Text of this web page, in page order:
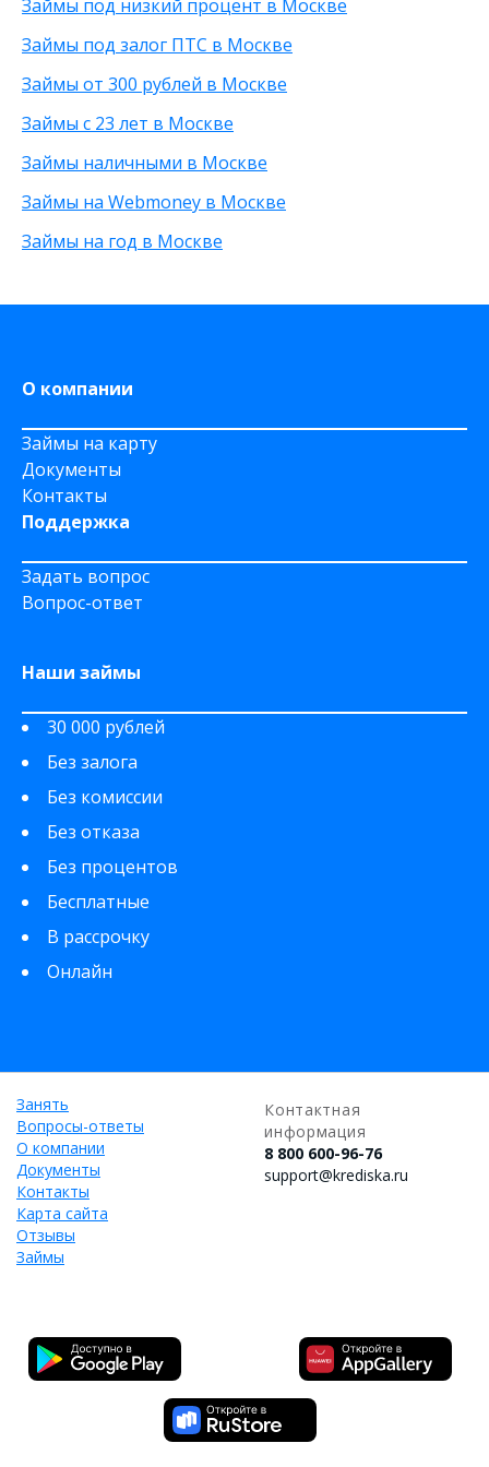
Без процентов
С высоким одобрением
Без залога
Без посредников
Без посещения офиса
Без звонков
25 000 рублей
15 000 рублей
30 000 рублей
8 000 рублей
От 500 рублей
20 000 рублей
Займы под низкий процент в Москве
Займы под залог ПТС в Москве
Займы от 300 рублей в Москве
Займы с 23 лет в Москве
Займы наличными в Москве
Займы на Webmoney в Москве
Займы на год в Москве
О компании
Займы на карту
Документы
Контакты
Поддержка
Задать вопрос
Вопрос-ответ
Наши займы
30 000 рублей
Без залога
Без комиссии
Без отказа
Без процентов
Бесплатные
В рассрочку
Онлайн
Занять
Вопросы-ответы
О компании
Документы
Контакты
Карта сайта
Отзывы
Займы
Контактная
информация
8 800 600-96-76
support@krediska.ru